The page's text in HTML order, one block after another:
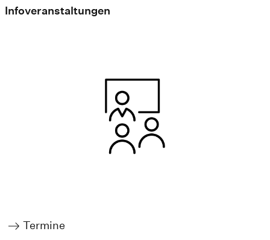
Infoveranstaltungen
Termine